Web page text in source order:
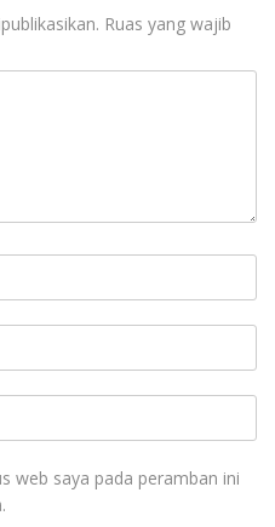
Ruas yang wajib
web saya pada peramban ini